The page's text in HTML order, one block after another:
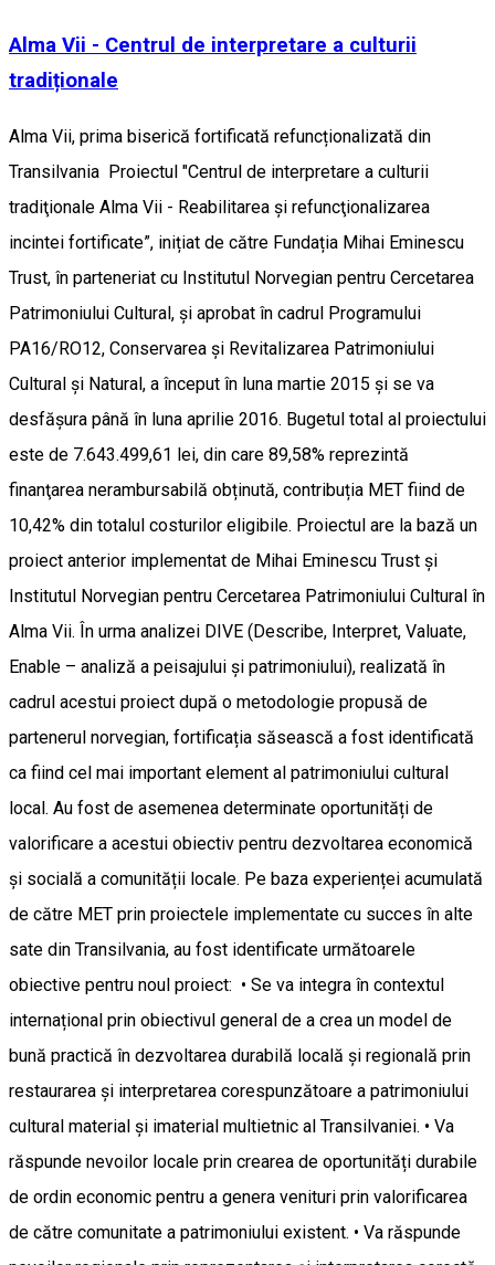
Alma Vii - Centrul de interpretare a culturii
tradiționale
Alma Vii, prima biserică fortificată refuncționalizată din
Transilvania Proiectul "Centrul de interpretare a culturii
tradiţionale Alma Vii - Reabilitarea și refuncţionalizarea
incintei fortificate”, inițiat de către Fundația Mihai Eminescu
Trust, în parteneriat cu Institutul Norvegian pentru Cercetarea
Patrimoniului Cultural, și aprobat în cadrul Programului
PA16/RO12, Conservarea și Revitalizarea Patrimoniului
Cultural și Natural, a început în luna martie 2015 și se va
desfășura până în luna aprilie 2016. Bugetul total al proiectului
este de 7.643.499,61 lei, din care 89,58% reprezintă
finanţarea nerambursabilă obținută, contribuția MET fiind de
10,42% din totalul costurilor eligibile. Proiectul are la bază un
proiect anterior implementat de Mihai Eminescu Trust și
Institutul Norvegian pentru Cercetarea Patrimoniului Cultural în
Alma Vii. În urma analizei DIVE (Describe, Interpret, Valuate,
Enable – analiză a peisajului și patrimoniului), realizată în
cadrul acestui proiect după o metodologie propusă de
partenerul norvegian, fortificația săsească a fost identificată
ca fiind cel mai important element al patrimoniului cultural
local. Au fost de asemenea determinate oportunități de
valorificare a acestui obiectiv pentru dezvoltarea economică
și socială a comunității locale. Pe baza experienței acumulată
de către MET prin proiectele implementate cu succes în alte
sate din Transilvania, au fost identificate următoarele
obiective pentru noul proiect: • Se va integra în contextul
internațional prin obiectivul general de a crea un model de
bună practică în dezvoltarea durabilă locală și regională prin
restaurarea și interpretarea corespunzătoare a patrimoniului
cultural material și imaterial multietnic al Transilvaniei. • Va
răspunde nevoilor locale prin crearea de oportunități durabile
de ordin economic pentru a genera venituri prin valorificarea
de către comunitate a patrimoniului existent. • Va răspunde